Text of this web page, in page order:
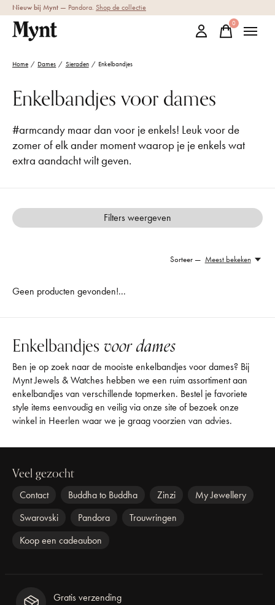
Nieuw bij Mynt — Pandora. Shop de collectie
0items
Home / Dames / Sieraden / Enkelbandjes
Enkelbandjes voor dames
#armcandy maar dan voor je enkels! Leuk voor de
zomer of elk ander moment waarop je je enkels wat
extra aandacht wilt geven.
Filters weergeven
Sorteer — Meest bekeken
Geen producten gevonden!...
Enkelbandjes voor dames
Ben je op zoek naar de mooiste enkelbandjes voor dames? Bij
Mynt Jewels & Watches hebben we een ruim assortiment aan
enkelbandjes van verschillende topmerken. Bestel je favoriete
style items eenvoudig en veilig via onze site of bezoek onze
winkel in Heerlen waar we je graag voorzien van advies.
Veel gezocht
Contact Buddha to Buddha Zinzi
My Jewellery
Swarovski
Pandora
Trouwringen
Koop een cadeaubon
Gratis verzending